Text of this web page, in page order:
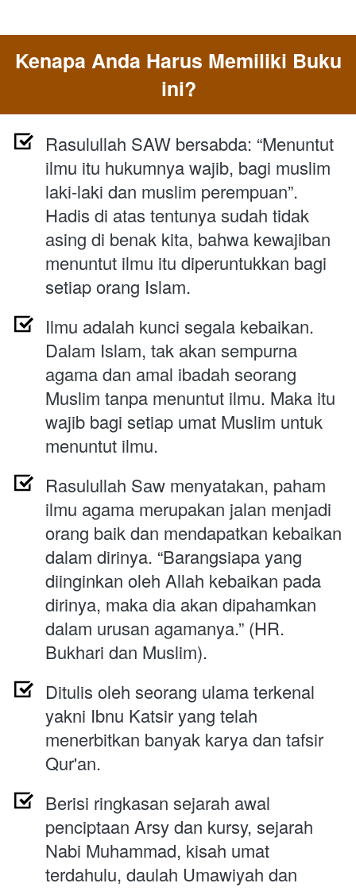
Kenapa Anda Harus Memiliki Buku
ini?
Rasulullah SAW bersabda: “Menuntut
ilmu itu hukumnya wajib, bagi muslim
laki-laki dan muslim perempuan”.
Hadis di atas tentunya sudah tidak
asing di benak kita, bahwa kewajiban
menuntut ilmu itu diperuntukkan bagi
setiap orang Islam.
Ilmu adalah kunci segala kebaikan.
Dalam Islam, tak akan sempurna
agama dan amal ibadah seorang
Muslim tanpa menuntut ilmu. Maka itu
wajib bagi setiap umat Muslim untuk
menuntut ilmu.
Rasulullah Saw menyatakan, paham
ilmu agama merupakan jalan menjadi
orang baik dan mendapatkan kebaikan
dalam dirinya. “Barangsiapa yang
diinginkan oleh Allah kebaikan pada
dirinya, maka dia akan dipahamkan
dalam urusan agamanya.” (HR.
Bukhari dan Muslim).
Ditulis oleh seorang ulama terkenal
yakni Ibnu Katsir yang telah
menerbitkan banyak karya dan tafsir
Qur'an.
Berisi ringkasan sejarah awal
penciptaan Arsy dan kursy, sejarah
Nabi Muhammad, kisah umat
terdahulu, daulah Umawiyah dan